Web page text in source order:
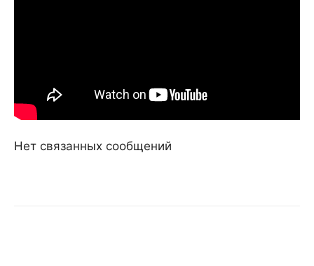
Нет связанных сообщений